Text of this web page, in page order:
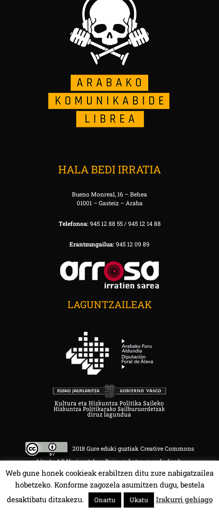
HALA BEDI IRRATIA
Bueno Monreal, 16 – Behea
01001 – Gasteiz – Araba
Telefonoa:945 12 88 55 / 945 12 14 88
Erantzungailua:945 12 09 89
LAGUNTZAILEAK
2018 Gure eduki guztiak Creative Commons
Aitortu 4.0 Nazioartekoa Baimen baten mende daude.
HALA BEDI BAT 107.4 MHz.
Web gune honek cookieak erabiltzen ditu zure nabigatzailea
hobetzeko. Konforme zagozela asumitzen dugu, bestela
desaktibatu ditzakezu.
Onartu Ukatu Irakurri gehiago